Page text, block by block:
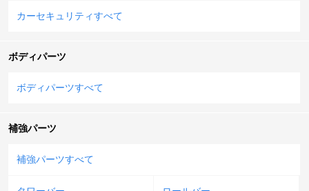
カーセキュリティすべて
ボディパーツ
ボディパーツすべて
補強パーツ
補強パーツすべて